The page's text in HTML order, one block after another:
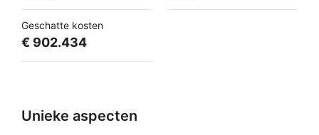
Geschatte kosten
€ 902.434
Unieke aspecten